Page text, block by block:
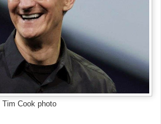
Tim Cook photo